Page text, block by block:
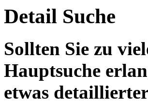
Detail Suche
Sollten Sie zu
Hauptsuche
etwas